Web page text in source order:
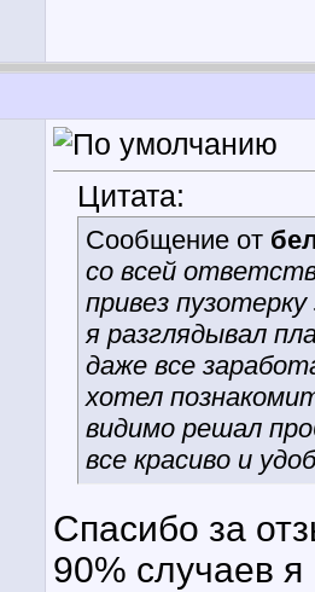
Цитата:
Сообщение от
со всей
привез
я разглядывал
даже все
хотел
видимо решал
все красиво и
Спасибо за
90% случаев